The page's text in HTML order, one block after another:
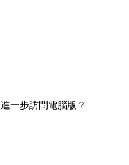
一步訪問電腦版？